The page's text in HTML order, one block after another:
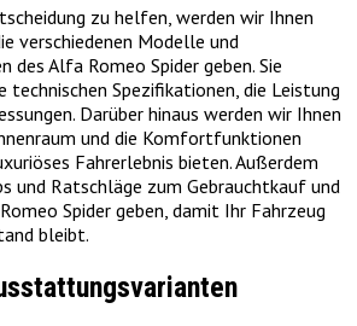
zu helfen, werden wir Ihnen
verschiedenen Modelle und
Alfa Romeo Spider geben. Sie
technischen Spezifikationen, die Leistung
Darüber hinaus werden wir Ihnen
und die Komfortfunktionen
Fahrerlebnis bieten. Außerdem
und Ratschläge zum Gebrauchtkauf und
Spider geben, damit Ihr Fahrzeug
bleibt.